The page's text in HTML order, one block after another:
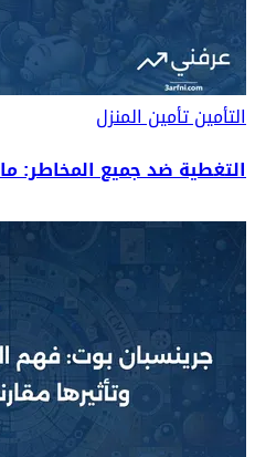
التأمينتأمين المنزل
التغطية ضد جميع